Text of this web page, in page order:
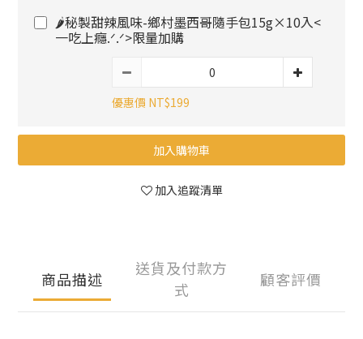
🌶️秘製甜辣風味-鄉村墨西哥隨手包15g×10入<
一吃上癮.ᐟ.ᐟ>限量加購
優惠價 NT$199
加入購物車
加入追蹤清單
商品描述
送貨及付款方
式
顧客評價